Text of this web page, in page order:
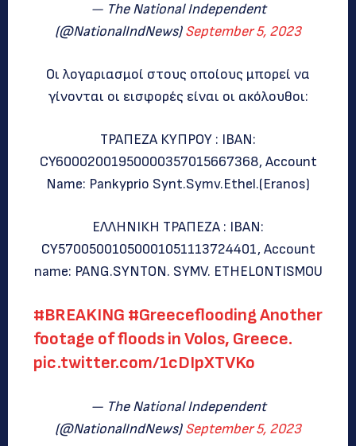
— The National Independent
(@NationalIndNews)September 5, 2023
Οι λογαριασμοί στους οποίους μπορεί να
γίνονται οι εισφορές είναι οι ακόλουθοι:
ΤΡΑΠΕΖΑ ΚΥΠΡΟΥ : ΙΒΑΝ:
CY60002001950000357015667368, Account
Name: Pankyprio Synt.Symv.Ethel.(Eranos)
ΕΛΛΗΝΙΚΗ ΤΡΑΠΕΖΑ : ΙΒΑΝ:
CY57005001050001051113724401, Account
name: PANG.SYNTON. SYMV. ETHELONTISMOU
#BREAKING #GreecefloodingAnother
footage of floods in Volos, Greece.
pic.twitter.com/1cDIpXTVKo
— The National Independent
(@NationalIndNews)September 5, 2023